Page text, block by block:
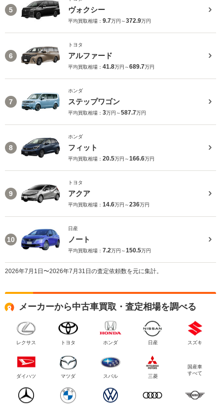
5 ヴォクシー
平均買取相場： 9.7万円～372.9万円
6
トヨタ
アルファード
平均買取相場： 41.8万円～689.7万円
7
ホンダ
ステップワゴン
平均買取相場： 3万円～587.7万円
8
ホンダ
フィット
平均買取相場： 20.5万円～166.6万円
9
トヨタ
アクア
平均買取相場： 14.6万円～236万円
10
日産
ノート
平均買取相場： 7.2万円～150.5万円
2026年7月1日〜2026年7月31日の査定依頼数を元に集計。
メーカーから中古車買取・査定相場を調べる
レクサス トヨタ ホンダ 日産 スズキ
ダイハツ マツダ スバル 三菱
国産車
すべて